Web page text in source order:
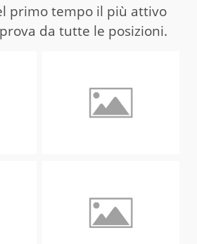
primo tempo il più attivo
da tutte le posizioni.